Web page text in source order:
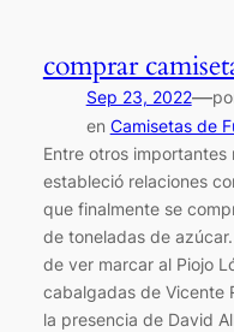
comprar
Sep 23, 2022—
en Camisetas de
Entre otros
estableció relaciones
que finalmente se
de toneladas de
de ver marcar al Piojo
cabalgadas de Vicente
la presencia de David